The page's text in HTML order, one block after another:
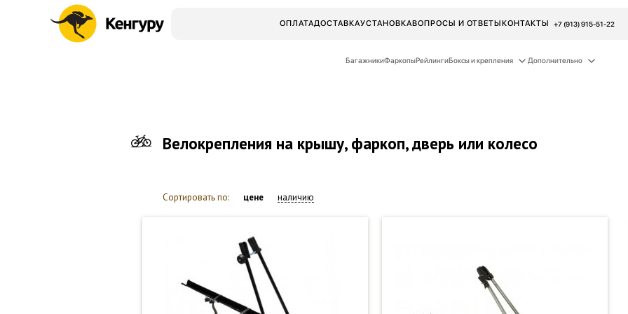
ОПЛАТАДОСТАВКАУСТАНОВКАВОПРОСЫ И ОТВЕТЫКОНТАКТЫ +7 (913) 915-51-22
БагажникиФаркопыРейлингиБоксы и крепления Дополнительно
Велокрепления на крышу, фаркоп, дверь или колесо
Сортировать по: цене наличию